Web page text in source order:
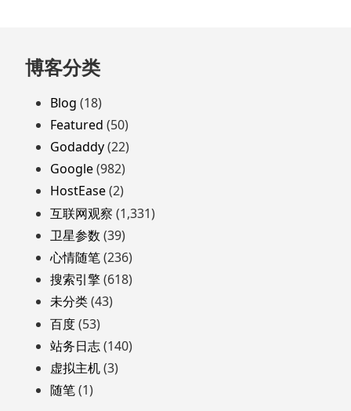
跳
至
页
脚
博客分类
Blog (18)
Featured (50)
Godaddy(22)
Google(982)
HostEase(2)
互联网观察 (1,331)
卫星参数 (39)
心情随笔(236)
搜索引擎(618)
未分类(43)
百度(53)
站务日志(140)
虚拟主机(3)
随笔(1)